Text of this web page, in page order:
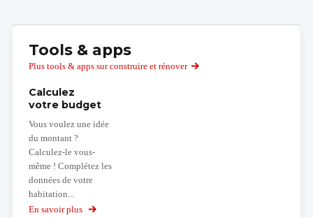
Tools & apps
Plus tools & apps sur construire et rénover
Calculez
votre budget
Vous voulez une idée
du montant ?
Calculez-le vous-
même ! Complétez les
données de votre
habitation...
En savoir plus
sur